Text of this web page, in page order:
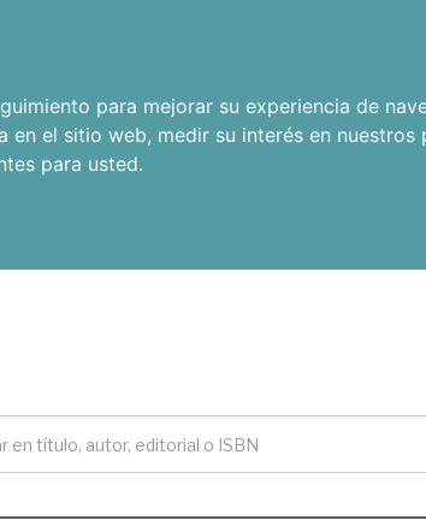
para mejorar su experiencia de
en el sitio web, medir su interés en
para usted.